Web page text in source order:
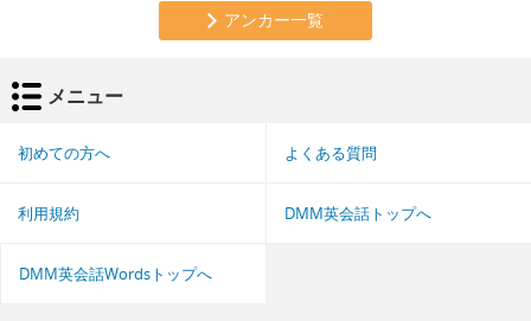
アンカー一覧
メニュー
初めての方へ よくある質問
利用規約 DMM英会話トップへ
DMM英会話Wordsトップへ